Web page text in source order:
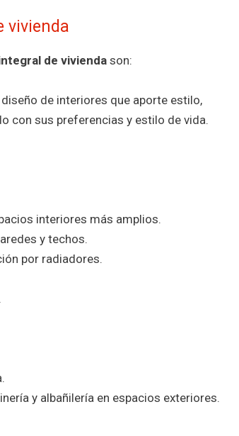
vivienda
de viviendason:
de interiores que aporte estilo,
con sus preferencias y estilo de vida.
interiores más amplios.
y techos.
por radiadores.
y albañilería en espacios exteriores.